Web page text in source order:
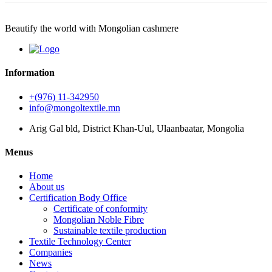
Beautify the world with Mongolian cashmere
Information
+(976) 11-342950
info@mongoltextile.mn
Arig Gal bld, District Khan-Uul, Ulaanbaatar, Mongolia
Menus
Home
About us
Certification Body Office
Certificate of conformity
Mongolian Noble Fibre
Sustainable textile production
Textile Technology Center
Companies
News